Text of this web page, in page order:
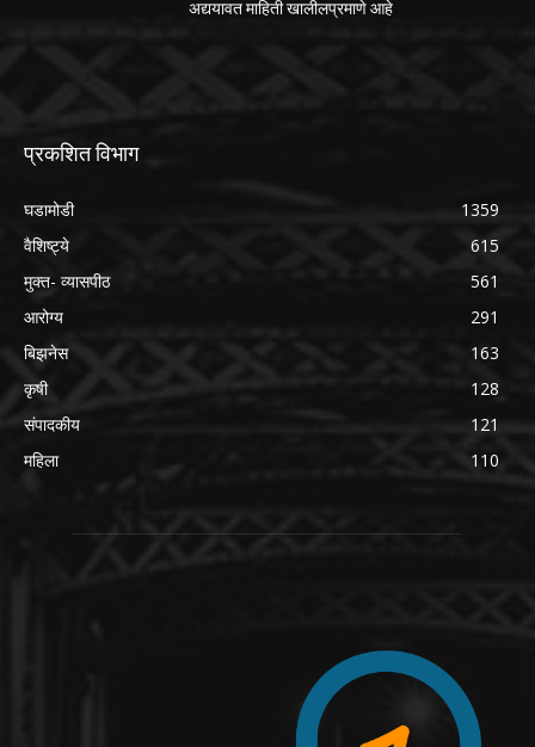
अद्ययावत माहिती खालीलप्रमाणे आहे
प्रकशित विभाग
घडामोडी
1359
वैशिष्ट्ये
615
मुक्त- व्यासपीठ
561
आरोग्य
291
बिझनेस
163
कृषी
128
संपादकीय
121
महिला
110